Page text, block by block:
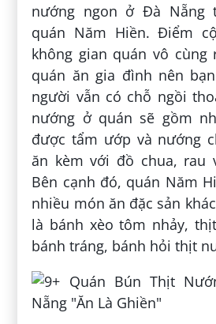
nướng ngon ở Đà Nẵng
quán Năm Hiền. Điểm
không gian quán vô
quán ăn gia đình nên
người vẫn có chỗ ngồi
nướng ở quán sẽ gồm
được tẩm ướp và nướng
ăn kèm với đồ chua, rau
Bên cạnh đó, quán Năm
nhiều món ăn đặc sản
là bánh xèo tôm nhảy,
bánh tráng, bánh hỏi thịt